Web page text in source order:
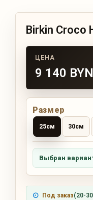
Birkin Croco
9 140 BYN
Размер
25см 30см
Выбран
Под заказ(20-